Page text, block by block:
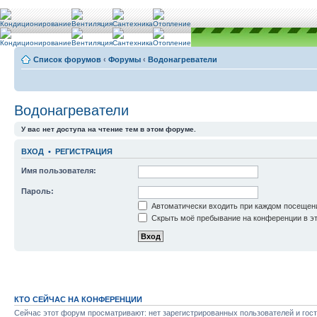
Список форумов ‹ Форумы ‹ Водонагреватели
Водонагреватели
У вас нет доступа на чтение тем в этом форуме.
ВХОД • РЕГИСТРАЦИЯ
Имя пользователя:
Пароль:
Автоматически входить при каждом
Скрыть моё пребывание на конференции в
КТО СЕЙЧАС НА КОНФЕРЕНЦИИ
Сейчас этот форум просматривают: нет зарегистрированных пользователей и